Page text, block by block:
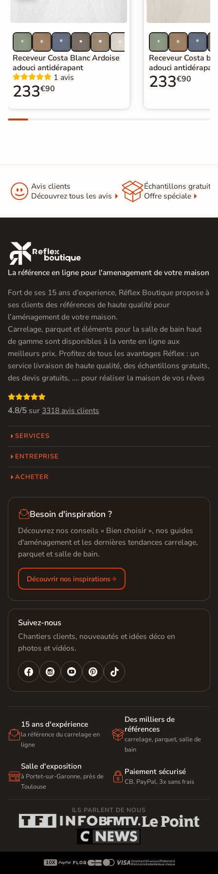
Receveur Costa Blanc Ardoise
adouci antidérapant
1 avis
233€90
Receveur Costa
adouci
233€90
 Avis clients
Découvrez tous les avis
Échantillons gratuit
Offre spéciale

La référence en ligne pour l'amenagement de votre maison
Fort de ses 15 ans d’experience, Réflex Boutique propose à
ses clients des références de haute qualité pour
l’aménagement de votre maison.
Carrelage, parquet et éléments pour la salle de bain haut
de gamme sont disponibles à la vente en ligne aux
meilleurs prix. Profitez de tous les avantages Réflex : un
service livraison de haute qualité, des échantillons gratuits,
des devis gratuits, …. pour réaliser la maison de vos rêves

4.8/5 sur 3318 avis clients
SERVICES
ENTREPRISE
ACHETER
Besoin d'inspiration ?
Découvrez nos conseils « Bien choisir », nos guides
d'aménagement et les dernières tendances carrelage,
parquet et salle de bain.
Découvrir nos inspirations
Suivez-nous
Chantiers clients, nouveautés et idées déco en
photos et vidéos.
   

15 ans d'expérience
la référence du carrelage en
ligne

Des milliers de
références
carrelage, parquet, salle de
bain

Salle d'exposition
à Portet-sur-Garonne, près de
Toulouse
 Paiement sécurisé
CB, PayPal, 3x sans frais
ILS PARLENT DE NOUS
